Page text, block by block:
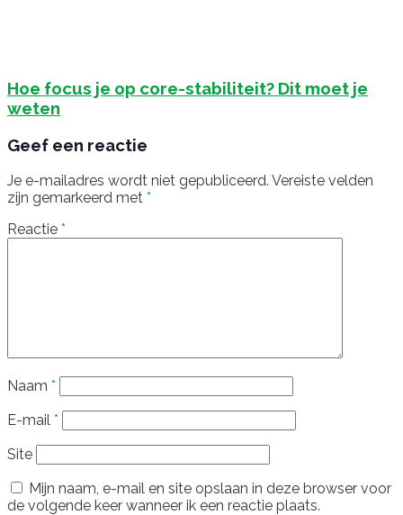
Hoe focus je op core-stabiliteit? Dit moet je
weten
Geef een reactie
Je e-mailadres wordt niet gepubliceerd. Vereiste velden
zijn gemarkeerd met *
Reactie *
Naam *
E-mail *
Site
Mijn naam, e-mail en site opslaan in deze browser voor
de volgende keer wanneer ik een reactie plaats.